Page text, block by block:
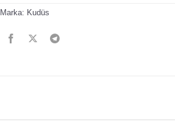
Marka: Kudüs